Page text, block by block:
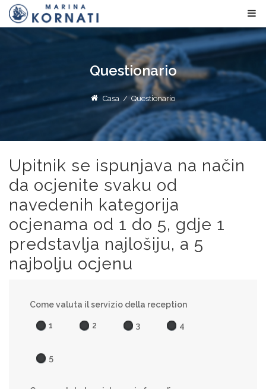
Questionario
Casa / Questionario
Upitnik se ispunjava na način
da ocjenite svaku od
navedenih kategorija
ocjenama od 1 do 5, gdje 1
predstavlja najlošiju, a 5
najbolju ocjenu
Come valuta il servizio della reception
1 2 3 4
5